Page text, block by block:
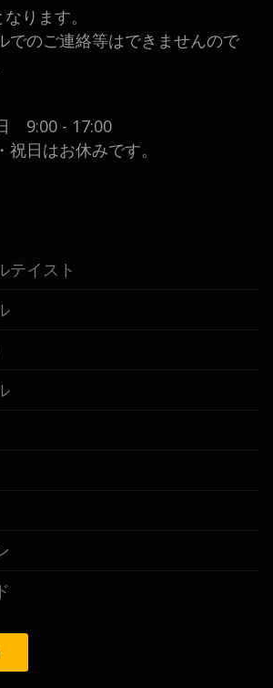
ります。
でのご連絡等はできませんので
9:00 - 17:00
日はお休みです。
テイスト